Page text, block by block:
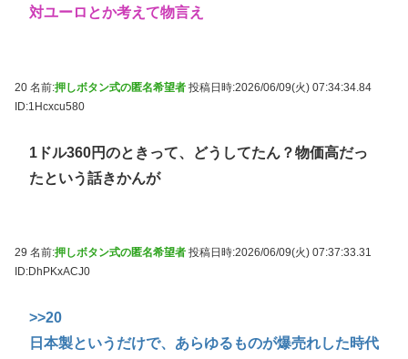
対ユーロとか考えて物言え
20 名前:押しボタン式の匿名希望者 投稿日時:2026/06/09(火) 07:34:34.84
ID:1Hcxcu580
1ドル360円のときって、どうしてたん？物価高だっ
たという話きかんが
29 名前:押しボタン式の匿名希望者 投稿日時:2026/06/09(火) 07:37:33.31
ID:DhPKxACJ0
>>20
日本製というだけで、あらゆるものが爆売れした時代